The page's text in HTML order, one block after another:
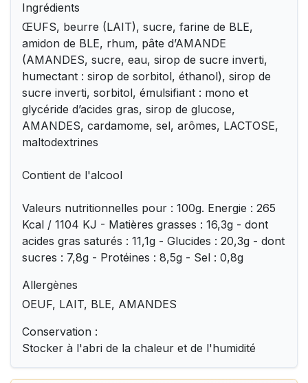
Ingrédients
ŒUFS, beurre (LAIT), sucre, farine de BLE,
amidon de BLE, rhum, pâte d’AMANDE
(AMANDES, sucre, eau, sirop de sucre inverti,
humectant : sirop de sorbitol, éthanol), sirop de
sucre inverti, sorbitol, émulsifiant : mono et
glycéride d’acides gras, sirop de glucose,
AMANDES, cardamome, sel, arômes, LACTOSE,
maltodextrines
Contient de l'alcool
Valeurs nutritionnelles pour : 100g. Energie : 265
Kcal / 1104 KJ - Matières grasses : 16,3g - dont
acides gras saturés : 11,1g - Glucides : 20,3g - dont
sucres : 7,8g - Protéines : 8,5g - Sel : 0,8g
Allergènes
OEUF, LAIT, BLE, AMANDES
Conservation :
Stocker à l'abri de la chaleur et de l'humidité